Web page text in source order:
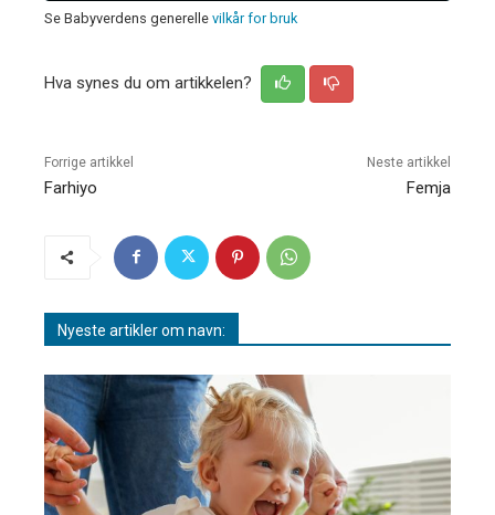
Se Babyverdens generelle vilkår for bruk
Hva synes du om artikkelen?
Forrige artikkel
Farhiyo
Neste artikkel
Femja
Nyeste artikler om navn: